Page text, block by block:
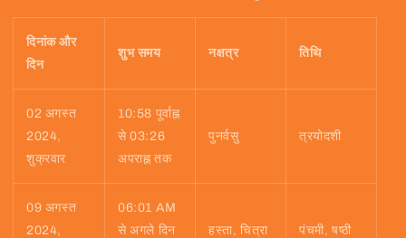
दिनांक और
दिन
शुभ समय नक्षत्र तिथि
02 अगस्त
2024,
शुक्रवार
10:58 पूर्वाह्न
से 03:26
अपराह्न तक
पुनर्वसु त्रयोदशी
09 अगस्त
2024,
06:01 AM
से अगले दिन
हस्ता, चित्रा पंचमी, षष्ठी